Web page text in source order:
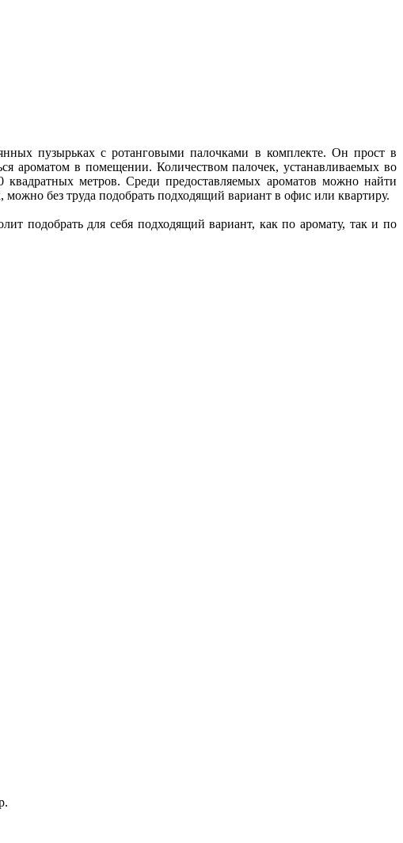
пузырьках с ротанговыми палочками в комплекте. Он прост в
ароматом в помещении. Количеством палочек, устанавливаемых во
метров. Среди предоставляемых ароматов можно найти
без труда подобрать подходящий вариант в офис или квартиру.
подобрать для себя подходящий вариант, как по аромату, так и по